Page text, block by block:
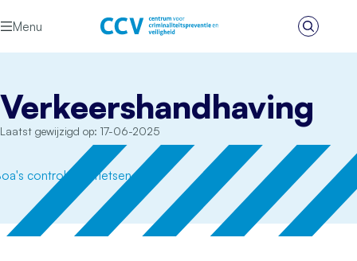
Menu
Zoeken
Verkeershandhaving
Laatst gewijzigd op: 17-06-2025